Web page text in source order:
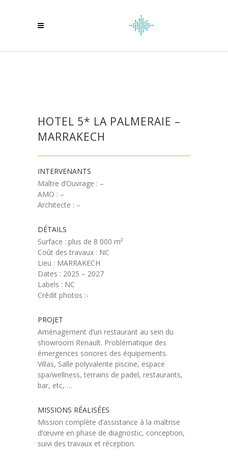
HOTEL 5* LA PALMERAIE –
MARRAKECH
INTERVENANTS
Maître d’Ouvrage : –
AMO : –
Architecte : –
DÉTAILS
Surface : plus de 8 000 m²
Coût des travaux : NC
Lieu : MARRAKECH
Dates : 2025 – 2027
Labels : NC
Crédit photos :-
PROJET
Aménagement d’un restaurant au sein du
showroom Renault. Problématique des
émergences sonores des équipements.
Villas, Salle polyvalente piscine, espace
spa/wellness, terrains de padel, restaurants,
bar, etc, …
MISSIONS RÉALISÉES
Mission complète d’assistance à la maîtrise
d’œuvre en phase de diagnostic, conception,
suivi des travaux et réception.